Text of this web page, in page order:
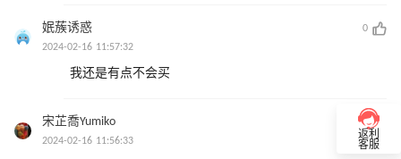
姄蔟诱惑
0
2024-02-16 11:57:32
我还是有点不会买
宋芷喬Yumiko
0
2024-02-16 11:56:33
返利
客服